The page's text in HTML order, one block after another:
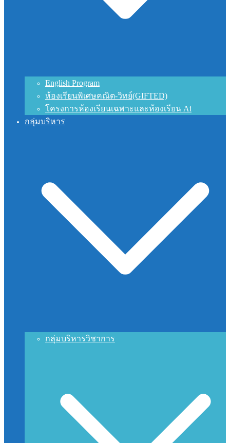
English Program
ห้องเรียนพิเศษคณิต-วิทย์(GIFTED)
โครงการห้องเรียนเฉพาะและห้องเรียน Ai
กลุ่มบริหาร
กลุ่มบริหารวิชาการ